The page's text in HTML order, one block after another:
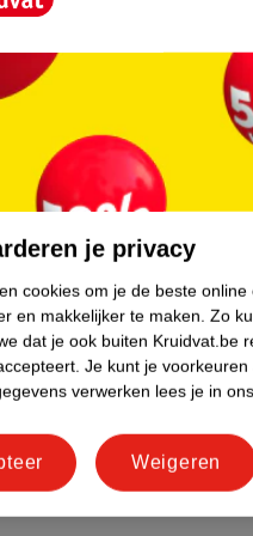
Uitgroeispray?
komen tijdens het sprayen.
de dag extra goed blijft zitten.
met behulp van een
Kies idealiter een
je privacy
cookies om je de beste
en makkelijker te maken. Zo
dat je ook buiten Kruidvat.be
Je kunt je
verwerken lees je in ons
Weigeren